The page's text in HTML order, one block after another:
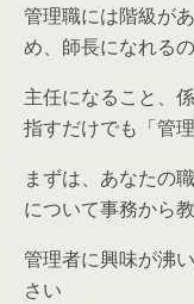
管理職には階級が
め、師長になれる
主任になること、
指すだけでも「管
まずは、あなたの
について事務から
管理者に興味が沸
さい